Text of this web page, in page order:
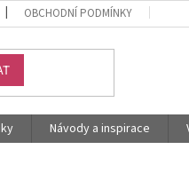
OBCHODNÍ PODMÍNKY
Návody a inspirace